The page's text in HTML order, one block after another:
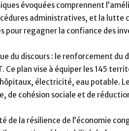
évoquées comprennent
administratives, et la lutte
pour regagner la confiance des
du discours : le renforcement
Ce plan vise à équiper les 145
électricité, eau potable.
de cohésion sociale et de
de la résilience de l’économie